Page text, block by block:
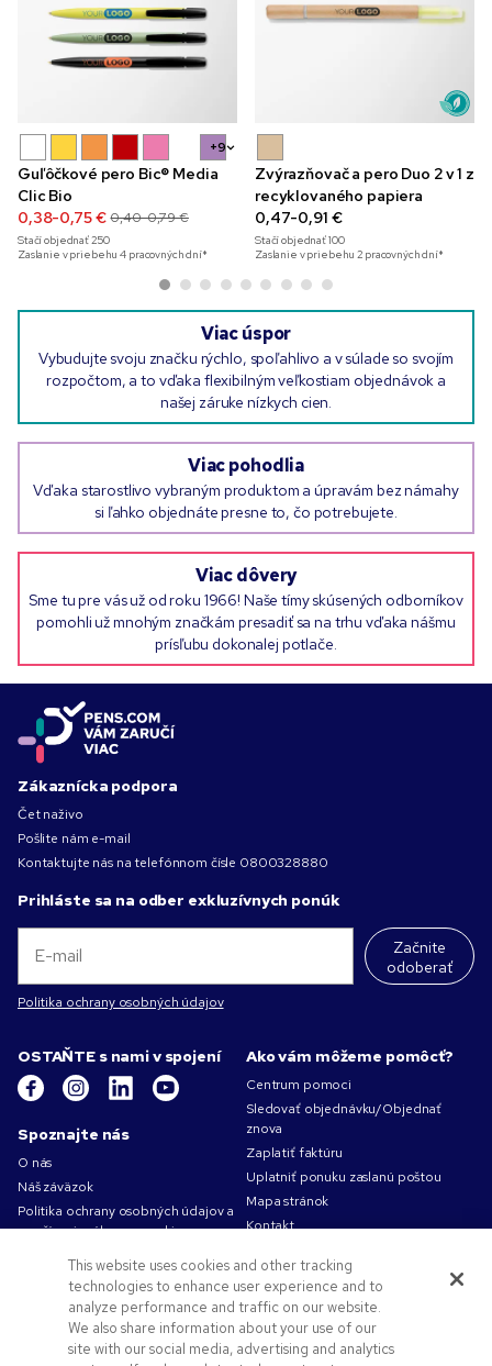
+9
Guľôčkové pero Bic® Media
Clic Bio
0,38-0,75 € 0,40-0,79 €
Stačí objednať250
Zaslanie v priebehu 4 pracovných dní*
Zvýrazňovač a pero Duo 2 v 1 z
recyklovaného papiera
0,47-0,91 €
Stačí objednať100
Zaslanie v priebehu 2 pracovných dní*
Viac úspor
Vybudujte svoju značku rýchlo, spoľahlivo a v súlade so svojím
rozpočtom, a to vďaka flexibilným veľkostiam objednávok a
našej záruke nízkych cien.
Viac pohodlia
Vďaka starostlivo vybraným produktom a úpravám bez námahy
si ľahko objednáte presne to, čo potrebujete.
Viac dôvery
Sme tu pre vás už od roku 1966! Naše tímy skúsených odborníkov
pomohli už mnohým značkám presadiť sa na trhu vďaka nášmu
prísľubu dokonalej potlače.
Zákaznícka podpora
Čet naživo
Pošlite nám e-mail
Kontaktujte nás na telefónnom čísle 0800328880
Prihláste sa na odber exkluzívnych ponúk
Začnite
odoberať
Politika ochrany osobných údajov
OSTAŇTE s nami v spojení
Spoznajte nás
O nás
Náš záväzok
Politika ochrany osobných údajov a
používania súborov cookie
Podmienky používania
Obchodné podmienky
Kariéra v Pens.com
Ako vám môžeme pomôcť?
Ako vám môžeme pomôcť?
Centrum pomoci
Sledovať objednávku/Objednať
znova
Zaplatiť faktúru
Uplatniť ponuku zaslanú poštou
Mapa stránok
Kontakt
This website uses cookies and other tracking
technologies to enhance user experience and to
analyze performance and traffic on our website.
We also share information about your use of our
site with our social media, advertising and analytics